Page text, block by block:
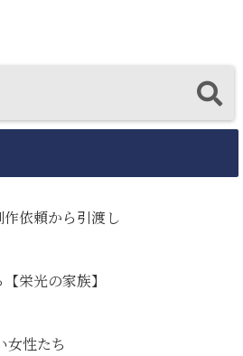
依頼から引渡し
栄光の家族】
女性たち